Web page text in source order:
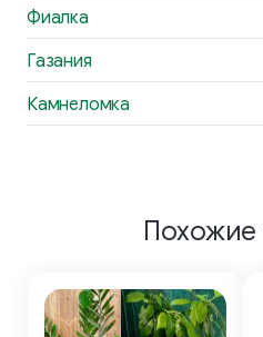
Фиалка
Газания
Камнеломка
Похожие